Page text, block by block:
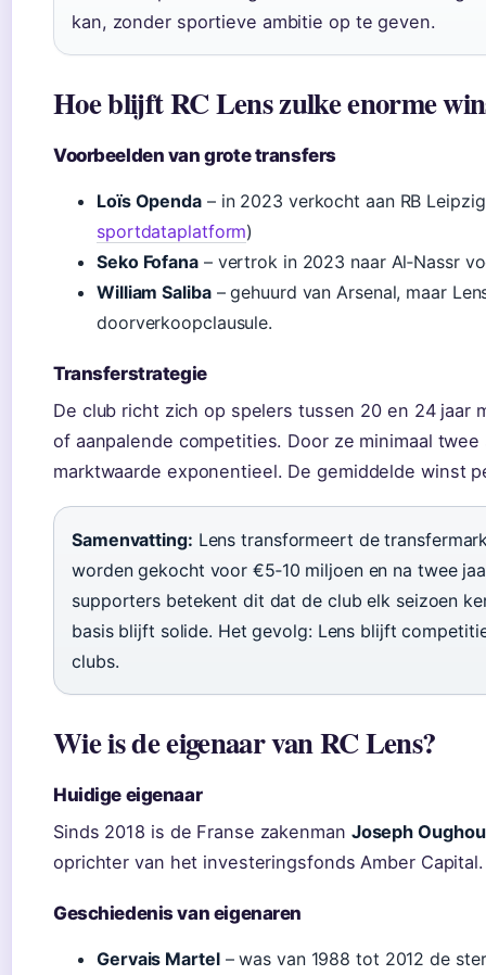
kan, zonder sportieve ambitie op te geven.
Hoe blijft RC Lens zulke enorme
Voorbeelden van grote transfers
Loïs Openda– in 2023 verkocht aan RB
sportdataplatform)
Seko Fofana– vertrok in 2023 naar Al‑Nassr
William Saliba– gehuurd van Arsenal, maar
doorverkoopclausule.
Transferstrategie
De club richt zich op spelers tussen 20 en 24 jaar
of aanpalende competities. Door ze minimaal
marktwaarde exponentieel. De gemiddelde winst
Samenvatting: Lens transformeert de
worden gekocht voor €5‑10 miljoen en na twee
supporters betekent dit dat de club elk seizoen
basis blijft solide. Het gevolg: Lens blijft
clubs.
Wie is de eigenaar van RC Lens?
Huidige eigenaar
Sinds 2018 is de Franse zakenman Joseph
oprichter van het investeringsfonds Amber
Geschiedenis van eigenaren
Gervais Martel– was van 1988 tot 2012 de